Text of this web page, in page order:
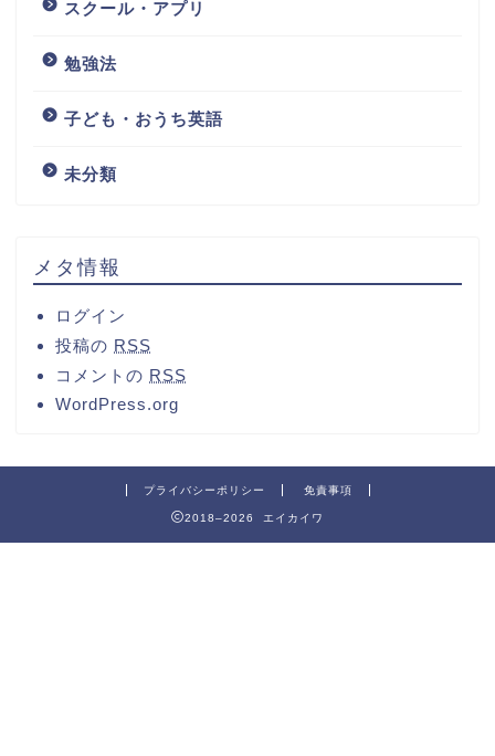
スクール・アプリ
勉強法
子ども・おうち英語
未分類
メタ情報
ログイン
投稿の RSS
コメントの RSS
WordPress.org
プライバシーポリシー 免責事項
2018–2026 エイカイワ